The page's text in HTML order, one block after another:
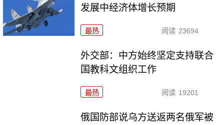
发展中经济体增长预期
最热 阅读 23694
外交部：中方始终坚定支持联合
国教科文组织工作
最热 阅读 19201
俄国防部说乌方送返两名俄军被